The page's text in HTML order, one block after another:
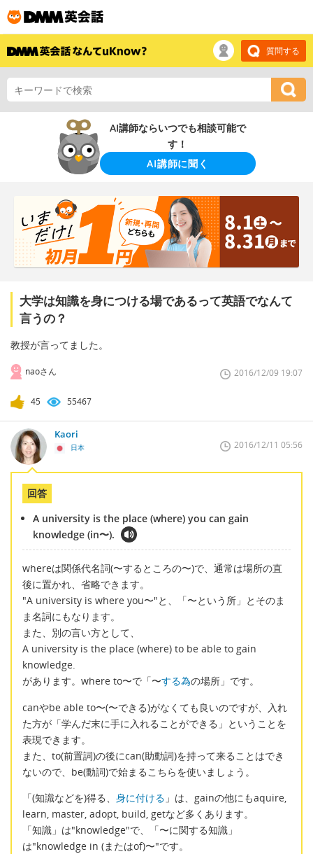
質問する
AI講師ならいつでも相談可能で
す！
AI講師に聞く
大学は知識を身につける場であるって英語でなんて
言うの？
教授が言ってました。
naoさん 2016/12/09 19:07
45 55467
Kaori
日本 2016/12/11 05:56
回答
A university is the place (where) you can gain
knowledge (in〜).
whereは関係代名詞(〜するところの〜)で、通常は場所の直
後に置かれ、省略できます。
"A university is where you〜"と、「〜という所」とそのま
ま名詞にもなります。
また、別の言い方として、
A university is the place (where) to be able to gain
knowledge.
があります。where to〜で「〜する為の場所」です。
canやbe able to〜(〜できる)がなくても良いのですが、入れ
た方が「学んだ末に手に入れることができる」ということを
表現できます。
また、to(前置詞)の後にcan(助動詞)を持って来ることはでき
ないので、be(動詞)で始まるこちらを使いましょう。
「(知識などを)得る、 身に付ける 」は、gainの他にもaquire,
learn, master, adopt, build, getなど多くあります。
「知識」は"knowledge"で、「〜に関する知識」
は"knowledge in (またはof)〜"です。